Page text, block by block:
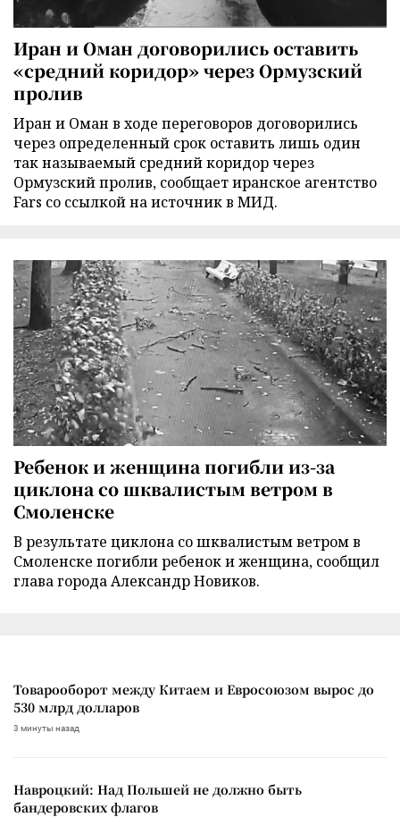
Иран и Оман договорились оставить
«средний коридор» через Ормузский
пролив
Иран и Оман в ходе переговоров договорились
через определенный срок оставить лишь один
так называемый средний коридор через
Ормузский пролив, сообщает иранское агентство
Fars со ссылкой на источник в МИД.
Ребенок и женщина погибли из-за
циклона со шквалистым ветром в
Смоленске
В результате циклона со шквалистым ветром в
Смоленске погибли ребенок и женщина, сообщил
глава города Александр Новиков.
Товарооборот между Китаем и Евросоюзом вырос до
530 млрд долларов
3 минуты назад
Навроцкий: Над Польшей не должно быть
бандеровских флагов